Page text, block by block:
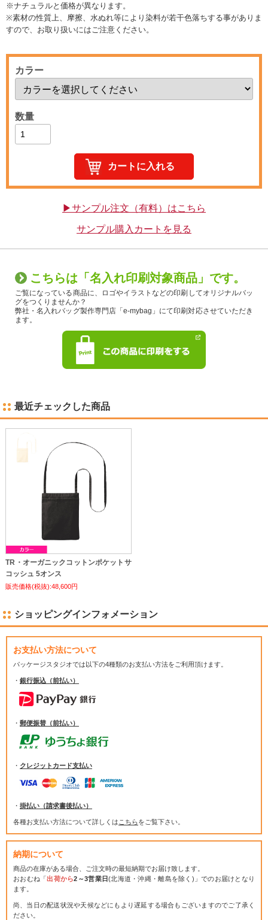
※ナチュラルと価格が異なります。
※素材の性質上、摩擦、水ぬれ等により染料が若干色落ちする事がありま
すので、お取り扱いにはご注意ください。
カラー
数量
▶サンプル注文（有料）はこちら
サンプル購入カートを見る
こちらは「名入れ印刷対象商品」です。
ご覧になっている商品に、ロゴやイラストなどの印刷してオリジナルバッ
グをつくりませんか？
弊社・名入れバッグ製作専門店「e-mybag」にて印刷対応させていただき
ます。
最近チェックした商品
TR・オーガニックコットンポケットサ
コッシュ 5オンス
販売価格(税抜):48,600円
ショッピングインフォメーション
お支払い方法について
パッケージスタジオでは以下の4種類のお支払い方法をご利用頂けます。
・ 銀行振込（前払い）
・ 郵便振替（前払い）
・ クレジットカード支払い
・ 掛払い（請求書後払い）
各種お支払い方法について詳しくは こちらをご覧下さい。
納期について
商品の在庫がある場合、ご注文時の最短納期でお届け致します。
おおむね「出荷から2～3営業日(北海道・沖縄・離島を除く)」でのお届けとなり
ます。
尚、当日の配送状況や天候などにもより遅延する場合もございますのでご了承く
ださい。